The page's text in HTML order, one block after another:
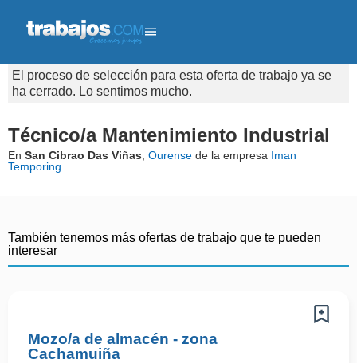
El proceso de selección para esta oferta de trabajo ya se
ha cerrado. Lo sentimos mucho.
Técnico/a Mantenimiento Industrial
En San Cibrao Das Viñas Ourense de la empresa Iman
Temporing
También tenemos más ofertas de trabajo que te pueden
interesar
Mozo/a de almacén - zona
Cachamuiña